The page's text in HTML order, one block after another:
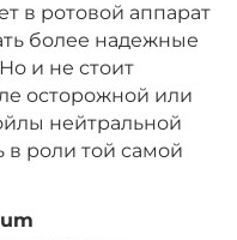
в ротовой аппарат
более надежные
и не стоит
осторожной или
нейтральной
в роли той самой